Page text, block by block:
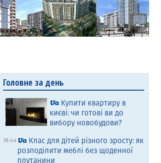
Головне за день
Купити квартиру в
києві: чи готові ви до
вибору новобудови?
10:44
Клас для дітей різного зросту: як
розподілити меблі без щоденної
плутанини